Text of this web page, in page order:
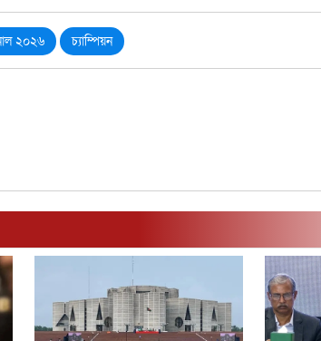
২০২৬ চ্যাম্পিয়ন